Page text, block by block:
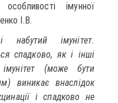
імунної
І.В.
набутий імунітет.
спадково, як і інші
(може бути
виникає внаслідок
і спадково не